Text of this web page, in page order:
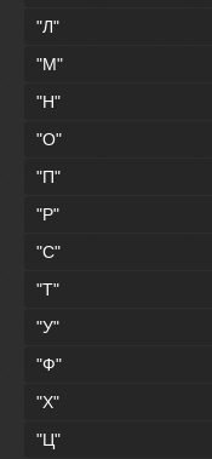
"Л"
"М"
"Н"
"О"
"П"
"Р"
"С"
"Т"
"У"
"Ф"
"Х"
"Ц"